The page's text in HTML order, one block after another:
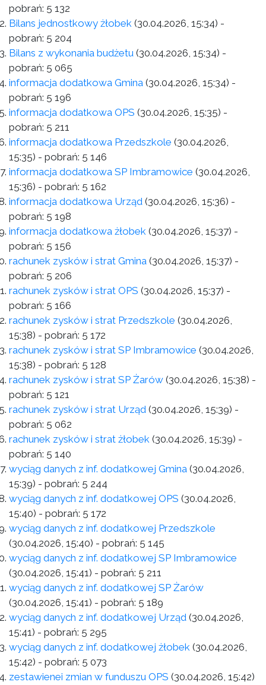
pobrań: 5 132
Bilans jednostkowy żłobek (30.04.2026, 15:34) -
pobrań: 5 204
Bilans z wykonania budżetu (30.04.2026, 15:34) -
pobrań: 5 065
informacja dodatkowa Gmina (30.04.2026, 15:34) -
pobrań: 5 196
informacja dodatkowa OPS (30.04.2026, 15:35) -
pobrań: 5 211
informacja dodatkowa Przedszkole (30.04.2026,
15:35) - pobrań: 5 146
informacja dodatkowa SP Imbramowice (30.04.2026,
15:36) - pobrań: 5 162
informacja dodatkowa Urząd (30.04.2026, 15:36) -
pobrań: 5 198
informacja dodatkowa żłobek (30.04.2026, 15:37) -
pobrań: 5 156
rachunek zysków i strat Gmina (30.04.2026, 15:37) -
pobrań: 5 206
rachunek zysków i strat OPS (30.04.2026, 15:37) -
pobrań: 5 166
rachunek zysków i strat Przedszkole (30.04.2026,
15:38) - pobrań: 5 172
rachunek zysków i strat SP Imbramowice (30.04.2026,
15:38) - pobrań: 5 128
rachunek zysków i strat SP Żarów (30.04.2026, 15:38) -
pobrań: 5 121
rachunek zysków i strat Urząd (30.04.2026, 15:39) -
pobrań: 5 062
rachunek zysków i strat żłobek (30.04.2026, 15:39) -
pobrań: 5 140
wyciąg danych z inf. dodatkowej Gmina (30.04.2026,
15:39) - pobrań: 5 244
wyciąg danych z inf. dodatkowej OPS (30.04.2026,
15:40) - pobrań: 5 172
wyciąg danych z inf. dodatkowej Przedszkole
(30.04.2026, 15:40) - pobrań: 5 145
wyciąg danych z inf. dodatkowej SP Imbramowice
(30.04.2026, 15:41) - pobrań: 5 211
wyciąg danych z inf. dodatkowej SP Żarów
(30.04.2026, 15:41) - pobrań: 5 189
wyciąg danych z inf. dodatkowej Urząd (30.04.2026,
15:41) - pobrań: 5 295
wyciąg danych z inf. dodatkowej żłobek (30.04.2026,
15:42) - pobrań: 5 073
zestawienei zmian w funduszu OPS (30.04.2026, 15:42)